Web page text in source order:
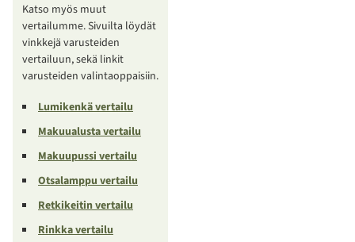
Katso myös muut
vertailumme. Sivuilta löydät
vinkkejä varusteiden
vertailuun, sekä linkit
varusteiden valintaoppaisiin.
Lumikenkä vertailu
Makuualusta vertailu
Makuupussi vertailu
Otsalamppu vertailu
Retkikeitin vertailu
Rinkka vertailu